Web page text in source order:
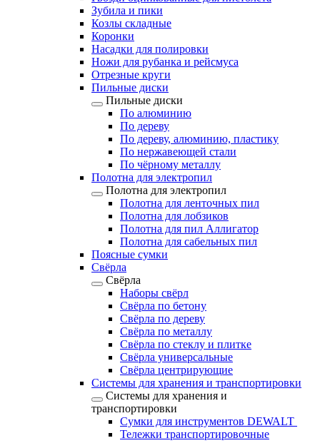
Зубила и пики
Козлы складные
Коронки
Насадки для полировки
Ножи для рубанка и рейсмуса
Отрезные круги
Пильные диски
Пильные диски
По алюминию
По дереву
По дереву, алюминию, пластику
По нержавеющей стали
По чёрному металлу
Полотна для электропил
Полотна для электропил
Полотна для ленточных пил
Полотна для лобзиков
Полотна для пил Аллигатор
Полотна для сабельных пил
Поясные сумки
Свёрла
Свёрла
Наборы свёрл
Свёрла по бетону
Свёрла по дереву
Свёрла по металлу
Свёрла по стеклу и плитке
Свёрла универсальные
Свёрла центрирующие
Системы для хранения и транспортировки
Системы для хранения и
транспортировки
Сумки для инструментов DEWALT
Тележки транспортировочные